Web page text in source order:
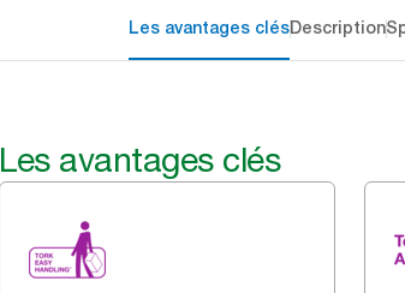
Les avantages clésDescription
Les avantages clés